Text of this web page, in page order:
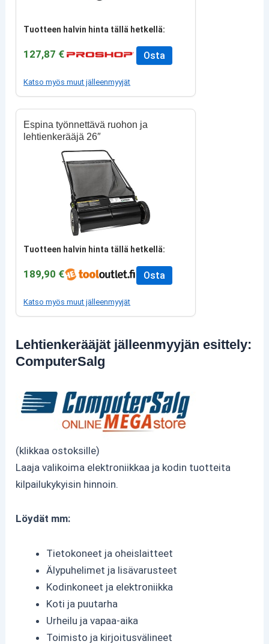
Tuotteen halvin hinta tällä hetkellä:
127,87 € Osta
Katso myös muut jälleenmyyjät
Espina työnnettävä ruohon ja
lehtienkerääjä 26″
Tuotteen halvin hinta tällä hetkellä:
189,90 € Osta
Katso myös muut jälleenmyyjät
Lehtienkerääjät jälleenmyyjän esittely:
ComputerSalg
(klikkaa ostoksille)
Laaja valikoima elektroniikkaa ja kodin tuotteita
kilpailukykyisin hinnoin.
Löydät mm:
Tietokoneet ja oheislaitteet
Älypuhelimet ja lisävarusteet
Kodinkoneet ja elektroniikka
Koti ja puutarha
Urheilu ja vapaa-aika
Toimisto ja kirjoitusvälineet